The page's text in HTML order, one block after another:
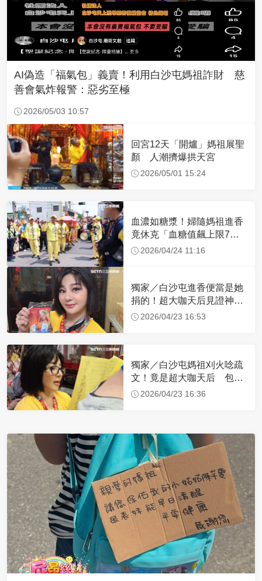
AI偽造「福氣包」義賣！利用白沙屯媽祖詐財 慈
善會氣炸報警：惡劣至極
2026/05/03 10:57
回宮12天「開爐」媽祖展聖
顏 人潮擠爆拱天宮
2026/05/01 15:24
血濃如糖漿！婦隨媽祖進香
竟休克「血糖值飆上限7
倍」 醫曝原因
2026/04/24 11:16
獨家／白沙屯進香便當是她
捐的！超大咖天后見證神
蹟 一靠近媽祖就爆哭
2026/04/23 16:53
獨家／白沙屯媽祖刈火唸疏
文！竟是超大咖天后 包尿
布忍尿5小時不喊累
2026/04/23 16:36